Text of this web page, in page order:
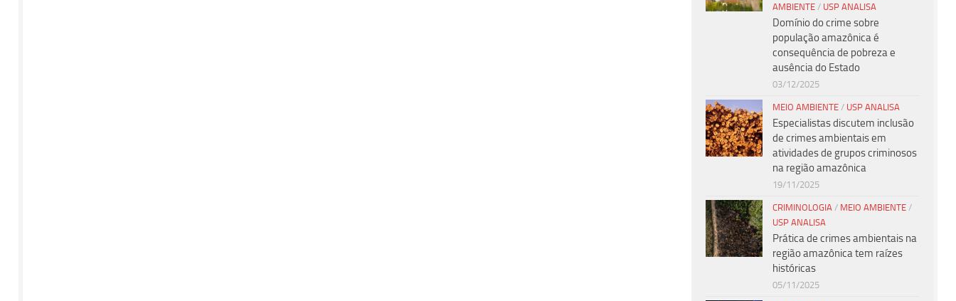
AMBIENTE / USP ANALISA
Domínio do crime sobre
população amazônica é
consequência de pobreza e
ausência do Estado
03/12/2025
MEIO AMBIENTE / USP ANALISA
Especialistas discutem inclusão
de crimes ambientais em
atividades de grupos criminosos
na região amazônica
19/11/2025
CRIMINOLOGIA / MEIO AMBIENTE /
USP ANALISA
Prática de crimes ambientais na
região amazônica tem raízes
históricas
05/11/2025